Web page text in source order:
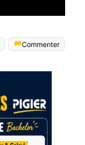
Commenter